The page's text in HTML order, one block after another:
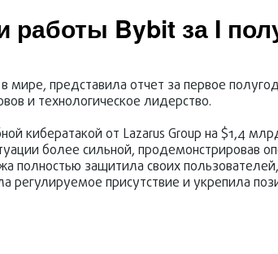
работы Bybit за I
представила отчет за первое
и технологическое лидерство.
кибератакой от Lazarus Group на $1,4
более сильной, продемонстрировав
полностью защитила своих
регулируемое присутствие и укрепила